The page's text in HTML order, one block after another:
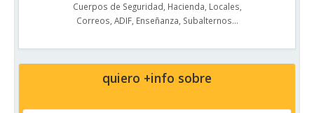
Cuerpos de Seguridad, Hacienda, Locales,
Correos, ADIF, Enseñanza, Subalternos...
quiero +info sobre